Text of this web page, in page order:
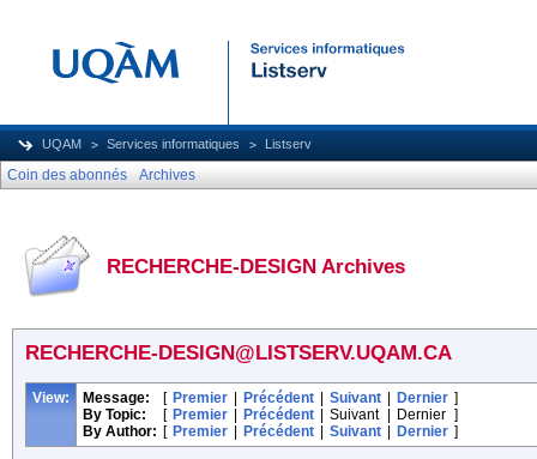
UQAM Services informatiques Listserv
Coin des abonnés Archives
RECHERCHE-DESIGN Archives
RECHERCHE-DESIGN@LISTSERV.UQAM.CA
View: Message: [ Premier Précédent Suivant Dernier ]
By Topic:
[ Premier Précédent Suivant Dernier ]
By Author: [ Premier Précédent Suivant Dernier ]